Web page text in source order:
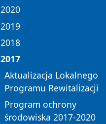
2020
2019
2018
2017
Aktualizacja Lokalnego
Programu Rewitalizacji
Program ochrony
środowiska 2017-2020